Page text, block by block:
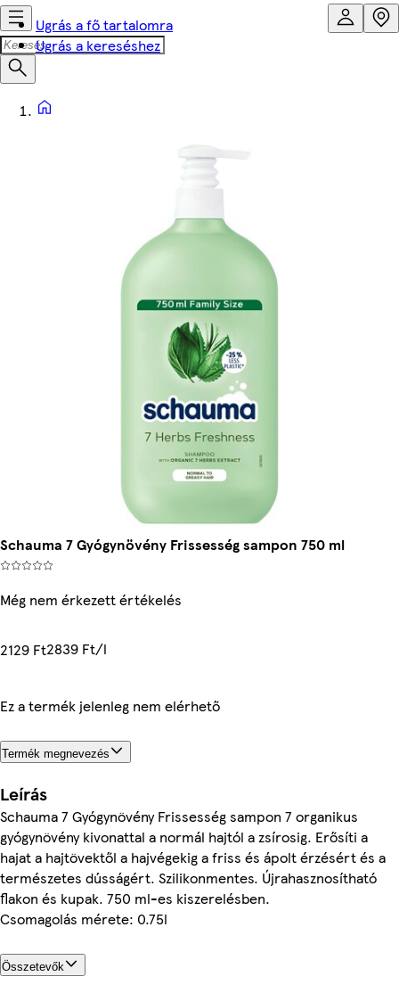
Ugrás a fő tartalomra
Ugrás a kereséshez
Schauma 7 Gyógynövény Frissesség sampon 750 ml
Még nem érkezett értékelés
2129 Ft2839 Ft/l
Ez a termék jelenleg nem elérhető
Termék megnevezés
Leírás
Schauma 7 Gyógynövény Frissesség sampon 7 organikus
gyógynövény kivonattal a normál hajtól a zsírosig. Erősíti a
hajat a hajtövektől a hajvégekig a friss és ápolt érzésért és a
természetes dússágért. Szilikonmentes. Újrahasznosítható
flakon és kupak. 750 ml-es kiszerelésben.
Csomagolás mérete: 0.75l
Összetevők